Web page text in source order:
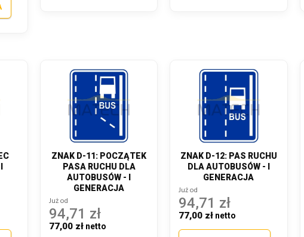
ZNAK D-11: POCZĄTEK
PASA RUCHU DLA
AUTOBUSÓW - I
GENERACJA
Już od
94,71 zł
77,00 zł
ZNAK D-12: PAS RUCHU
DLA AUTOBUSÓW - I
GENERACJA
Już od
94,71 zł
77,00 zł